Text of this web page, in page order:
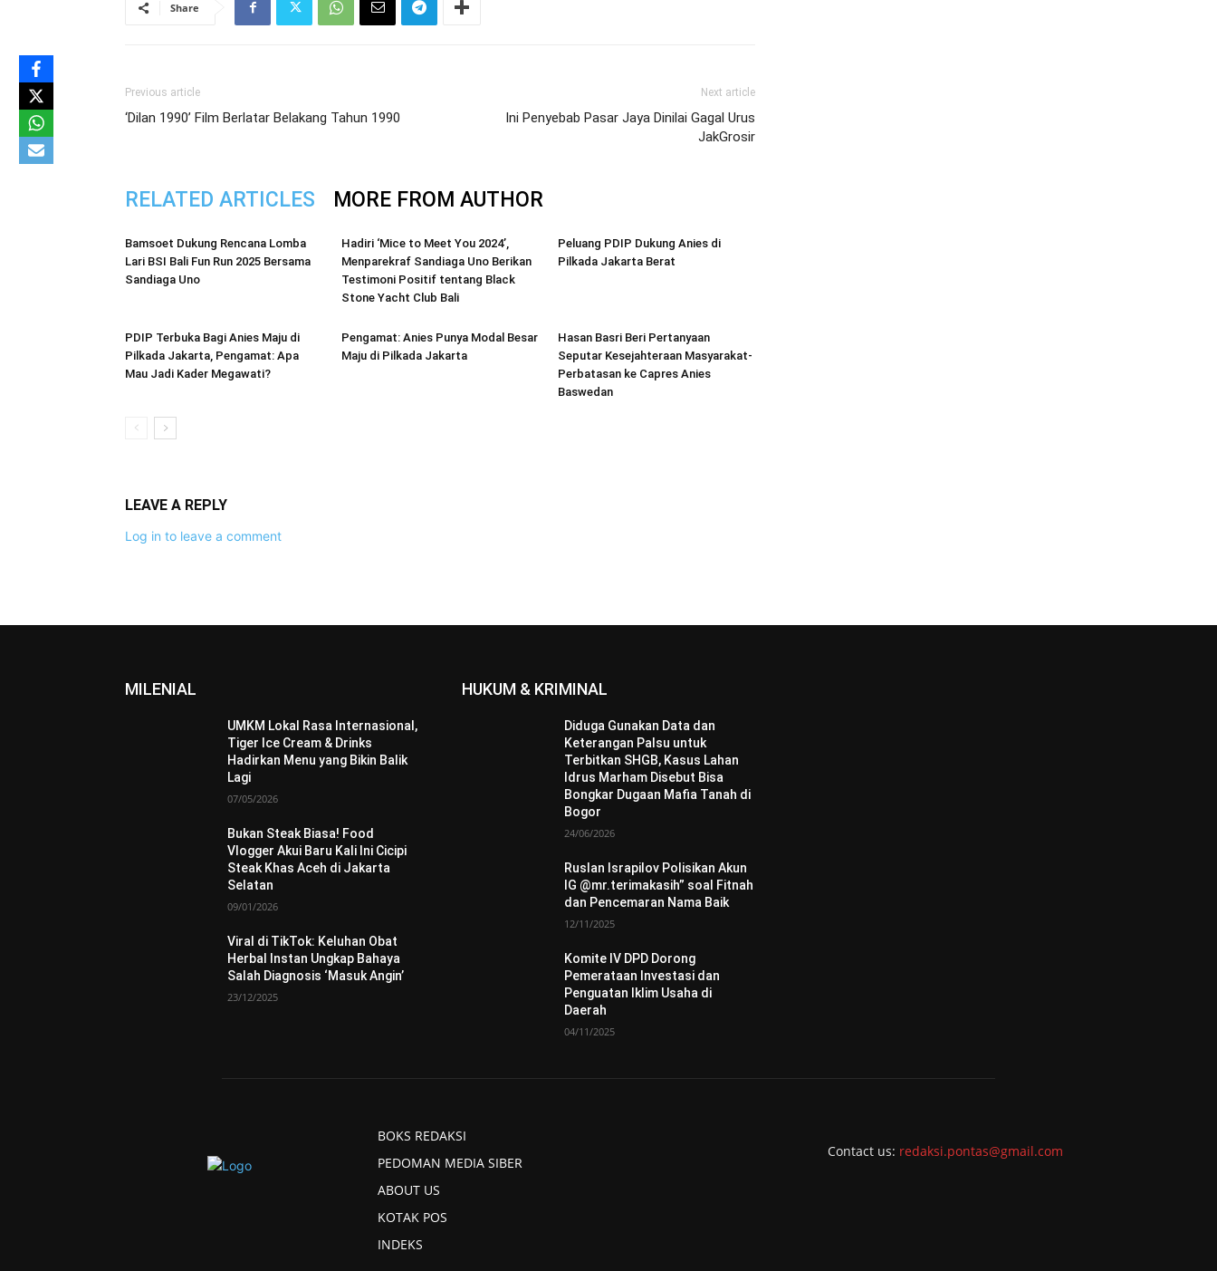
Share
Previous article
‘Dilan 1990’ Film Berlatar Belakang Tahun 1990
Next article
Ini Penyebab Pasar Jaya Dinilai Gagal Urus
JakGrosir
RELATED ARTICLES MORE FROM AUTHOR
Bamsoet Dukung Rencana Lomba
Lari BSI Bali Fun Run 2025 Bersama
Sandiaga Uno
Hadiri ‘Mice to Meet You 2024’,
Menparekraf Sandiaga Uno Berikan
Testimoni Positif tentang Black
Stone Yacht Club Bali
Peluang PDIP Dukung Anies di
Pilkada Jakarta Berat
PDIP Terbuka Bagi Anies Maju di
Pilkada Jakarta, Pengamat: Apa
Mau Jadi Kader Megawati?
Pengamat: Anies Punya Modal Besar
Maju di Pilkada Jakarta
Hasan Basri Beri Pertanyaan
Seputar Kesejahteraan Masyarakat-
Perbatasan ke Capres Anies
Baswedan
LEAVE A REPLY
Log in to leave a comment
MILENIAL
UMKM Lokal Rasa Internasional,
Tiger Ice Cream & Drinks
Hadirkan Menu yang Bikin Balik
Lagi
07/05/2026
Bukan Steak Biasa! Food
Vlogger Akui Baru Kali Ini Cicipi
Steak Khas Aceh di Jakarta
Selatan
09/01/2026
Viral di TikTok: Keluhan Obat
Herbal Instan Ungkap Bahaya
Salah Diagnosis ‘Masuk Angin’
23/12/2025
HUKUM & KRIMINAL
Diduga Gunakan Data dan
Keterangan Palsu untuk
Terbitkan SHGB, Kasus Lahan
Idrus Marham Disebut Bisa
Bongkar Dugaan Mafia Tanah di
Bogor
24/06/2026
Ruslan Israpilov Polisikan Akun
IG @mr.terimakasih” soal Fitnah
dan Pencemaran Nama Baik
12/11/2025
Komite IV DPD Dorong
Pemerataan Investasi dan
Penguatan Iklim Usaha di
Daerah
04/11/2025
BOKS REDAKSI
PEDOMAN MEDIA SIBER
ABOUT US
KOTAK POS
INDEKS
Contact us: redaksi.pontas@gmail.com